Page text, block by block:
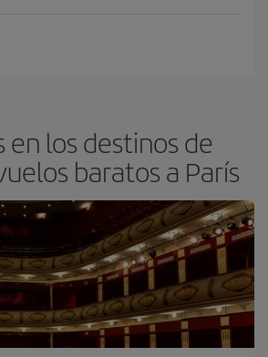
en los destinos de
baratos a París